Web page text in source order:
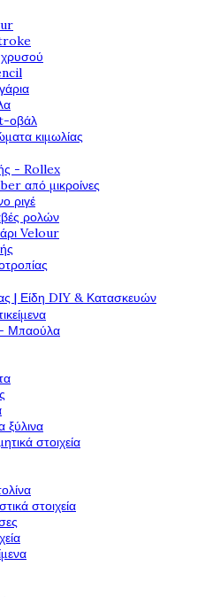
οβάλ
κιμωλίας
- Rollex
από μικροίνες
ριγέ
ρολών
Velour
| Είδη DIY & Κατασκευών
- Μπαούλα
ξύλινα
στοιχεία
στοιχεία